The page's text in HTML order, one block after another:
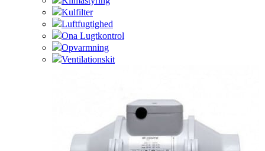
Kulfilter
Luftfugtighed
Ona Lugtkontrol
Opvarmning
Ventilationskit